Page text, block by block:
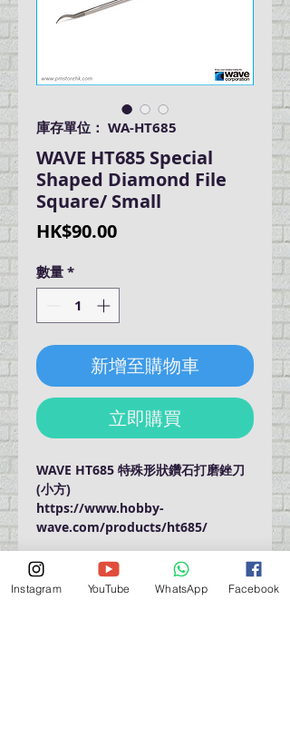
庫存單位： WA-HT685
WAVE HT685 Special
Shaped Diamond File
Square/ Small
HK$90.00價
數量*
新增至購物車
立即購買
WAVE HT685 特殊形狀鑽石打磨銼刀
(小方)
https://www.hobby-
wave.com/products/ht685/
**A diamond file with a specially-
shaped tip.
Instagram YouTube WhatsApp Facebook